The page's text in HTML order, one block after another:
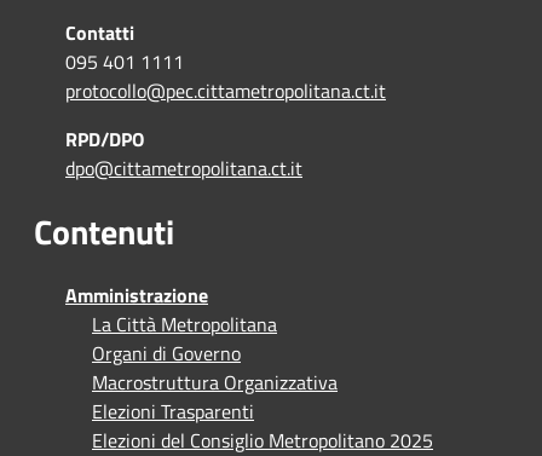
Contatti
095 401 1111
protocollo@pec.cittametropolitana.ct.it
RPD/DPO
dpo@cittametropolitana.ct.it
Contenuti
Amministrazione
La Città Metropolitana
Organi di Governo
Macrostruttura Organizzativa
Elezioni Trasparenti
Elezioni del Consiglio Metropolitano 2025